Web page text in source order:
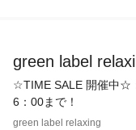
※シューズの重量は、
す。箱や付属品は計
※商品に不良が無い場
ても発送いたします。
green label
☆TIME SALE 開催中
6：00まで！
green label relaxing